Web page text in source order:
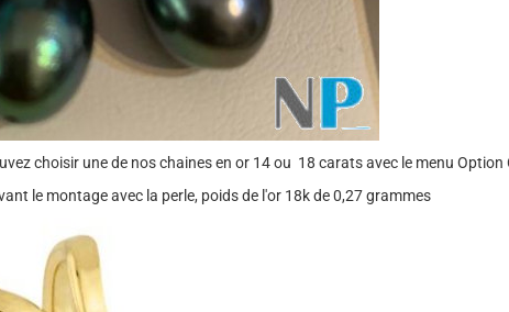
choisir une de nos chaines en or 14 ou 18 carats avec le menu Option
le montage avec la perle, poids de l'or 18k de 0,27 grammes